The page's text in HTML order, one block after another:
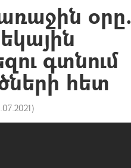
օրը.
գտնում
հետ
)